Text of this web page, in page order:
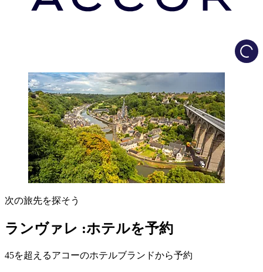
次の旅先を探そう
ランヴァレ :ホテルを予約
45を超えるアコーのホテルブランドから予約